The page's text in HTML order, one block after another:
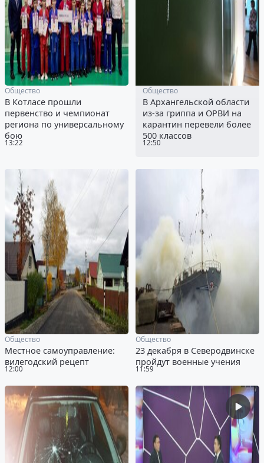
13:22
Общество
В Котласе прошли
первенство и чемпионат
региона по универсальному
бою
12:50
Общество
В Архангельской области
из-за гриппа и ОРВИ на
карантин перевели более
500 классов
12:00
Общество
Местное самоуправление:
вилегодский рецепт
11:59
Общество
23 декабря в Северодвинске
пройдут военные учения